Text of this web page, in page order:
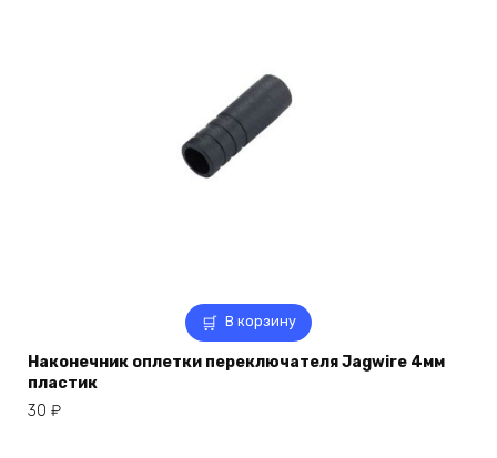
В корзину
Наконечник оплетки переключателя Jagwire 4мм
пластик
30 ₽